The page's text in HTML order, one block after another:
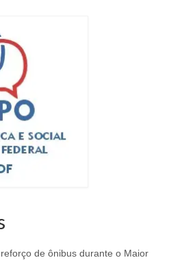
de ônibus durante o Maior